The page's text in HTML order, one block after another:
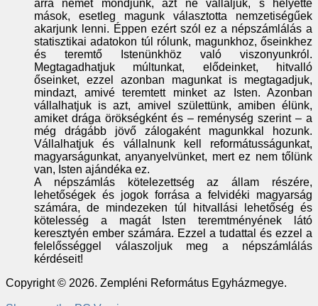
arra nemet mondjunk, azt ne vállaljuk, s helyette
mások, esetleg magunk választotta nemzetiségűek
akarjunk lenni. Éppen ezért szól ez a népszámlálás a
statisztikai adatokon túl rólunk, magunkhoz, őseinkhez
és teremtő Istenünkhöz való viszonyunkról.
Megtagadhatjuk múltunkat, elődeinket, hitvalló
őseinket, ezzel azonban magunkat is megtagadjuk,
mindazt, amivé teremtett minket az Isten. Azonban
vállalhatjuk is azt, amivel születtünk, amiben élünk,
amiket drága örökségként és – reménység szerint – a
még drágább jövő zálogaként magunkkal hozunk.
Vállalhatjuk és vállalnunk kell reformátusságunkat,
magyarságunkat, anyanyelvünket, mert ez nem tőlünk
van, Isten ajándéka ez.
A népszámlás kötelezettség az állam részére,
lehetőségek és jogok forrása a felvidéki magyarság
számára, de mindezeken túl hitvallási lehetőség és
kötelesség a magát Isten teremtményének látó
keresztyén ember számára. Ezzel a tudattal és ezzel a
felelősséggel válaszoljuk meg a népszámlálás
kérdéseit!
Copyright © 2026. Zempléni Református Egyházmegye.